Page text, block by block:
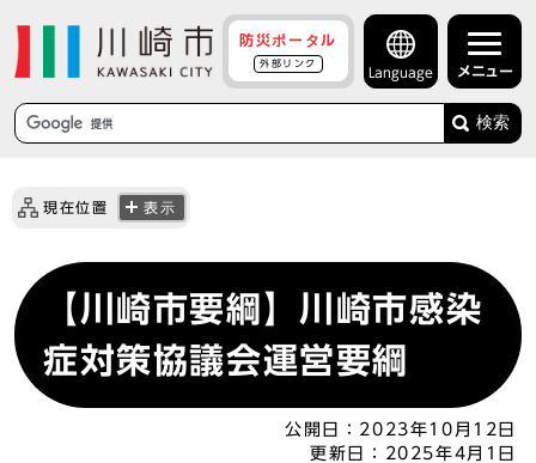
防災ポータル
外部リンク
Language メニュー
検索
現在位置 表示
【川崎市要綱】川崎市感染
症対策協議会運営要綱
公開日： 2023年10月12日
更新日：
2025年4月1日